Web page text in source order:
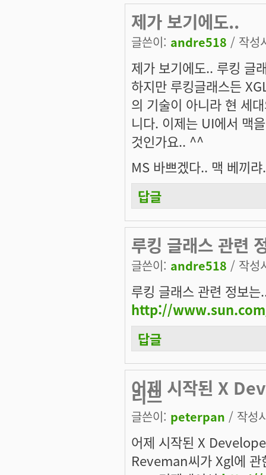
제가 보기에도..
글쓴이: andre518 / 작성
제가 보기에도.. 루킹 글
하지만 루킹글래스든
의 기술이 아니라 현 세
니다. 이제는 UI에서 맥
것인가요.. ^^
MS 바쁘겠다.. 맥 베끼
답글
루킹 글래스 관련
글쓴이: andre518 / 작성
루킹 글래스 관련 정보
http://
답글
어제 시작된 X
리드
글쓴이: peterpan / 작성
어제 시작된 X
Reveman씨가 Xgl에 관